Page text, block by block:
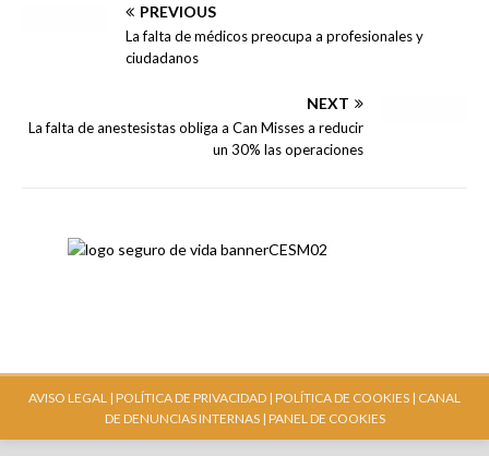
PREVIOUS
La falta de médicos preocupa a profesionales y
ciudadanos
NEXT
La falta de anestesistas obliga a Can Misses a reducir
un 30% las operaciones
AVISO LEGAL | POLÍTICA DE PRIVACIDAD | POLÍTICA DE COOKIES | CANAL
DE DENUNCIAS INTERNAS| PANEL DE COOKIES